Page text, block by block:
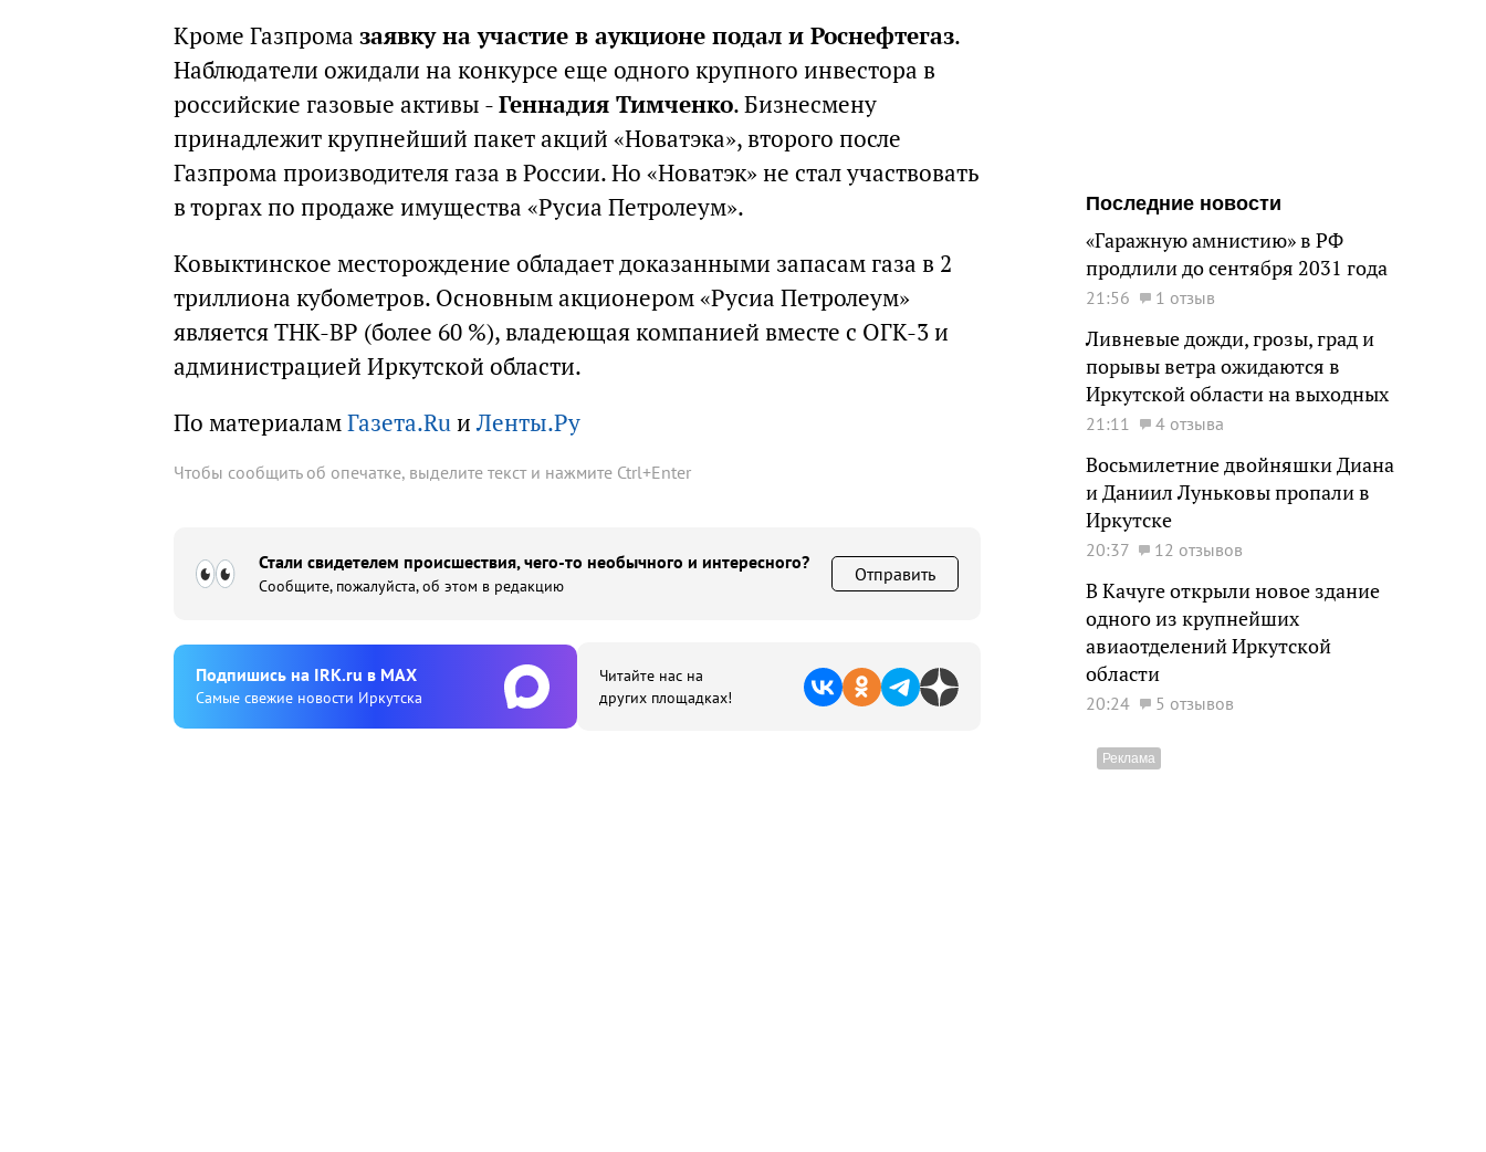
Кроме Газпрома заявку на участие в аукционе подал и Роснефтегаз.
Наблюдатели ожидали на конкурсе еще одного крупного инвестора в
российские газовые активы -Геннадия Тимченко. Бизнесмену
принадлежит крупнейший пакет акций «Новатэка», второго после
Газпрома производителя газа в России. Но «Новатэк» не стал участвовать
в торгах по продаже имущества «Русиа Петролеум».
Ковыктинское месторождение обладает доказанными запасам газа в 2
триллиона кубометров. Основным акционером «Русиа Петролеум»
является ТНК-ВР (более 60 %), владеющая компанией вместе с ОГК-3 и
администрацией Иркутской области.
По материаламГазета.RuиЛенты.Ру
Чтобы сообщить об опечатке, выделите текст и нажмите Ctrl+Enter
Стали свидетелем происшествия, чего-то необычного и интересного?
Сообщите, пожалуйста, об этом в редакцию
Отправить
Подпишиcь на IRK.ru в MAX
Cамые свежие новости Иркутска
Читайте нас на
других площадках!
Последние новости
«Гаражную амнистию» в РФ
продлили до сентября 2031 года
21:56 1 отзыв
Ливневые дожди, грозы, град и
порывы ветра ожидаются в
Иркутской области на выходных
21:11 4 отзыва
Восьмилетние двойняшки Диана
и Даниил Луньковы пропали в
Иркутске
20:37 12 отзывов
В Качуге открыли новое здание
одного из крупнейших
авиаотделений Иркутской
области
20:24 5 отзывов